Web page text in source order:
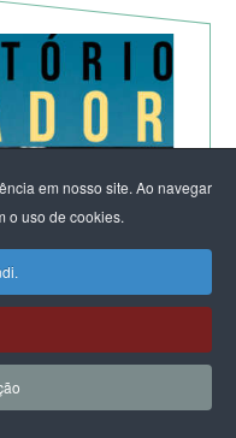
em nosso site. Ao navegar
o uso de cookies.